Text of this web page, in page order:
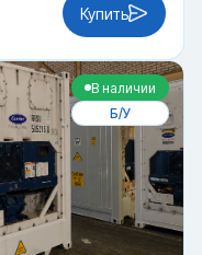
Купить
В наличии
Б/У